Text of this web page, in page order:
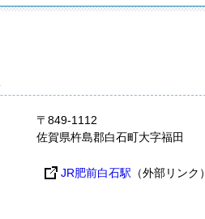
〒849-1112
佐賀県杵島郡白石町大字福田
JR肥前白石駅 （外部リンク）